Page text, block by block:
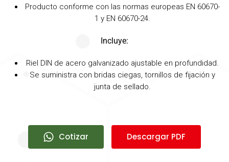
Producto conforme con las normas europeas EN 60670-
1 y EN 60670-24.
Incluye:
Riel DIN de acero galvanizado ajustable en profundidad.
Se suministra con bridas ciegas, tornillos de fijación y
junta de sellado.
Cotizar Descargar PDF